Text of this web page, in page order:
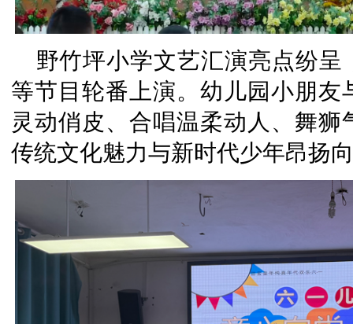
野竹坪小学文艺汇演亮点纷
等节目轮番上演。幼儿园小朋
灵动俏皮、合唱温柔动人、舞
传统文化魅力与新时代少年昂扬